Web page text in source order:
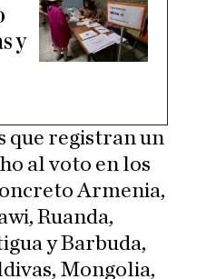
y
que registran un
al voto en los
Armenia,
Ruanda,
y Barbuda,
Mongolia,